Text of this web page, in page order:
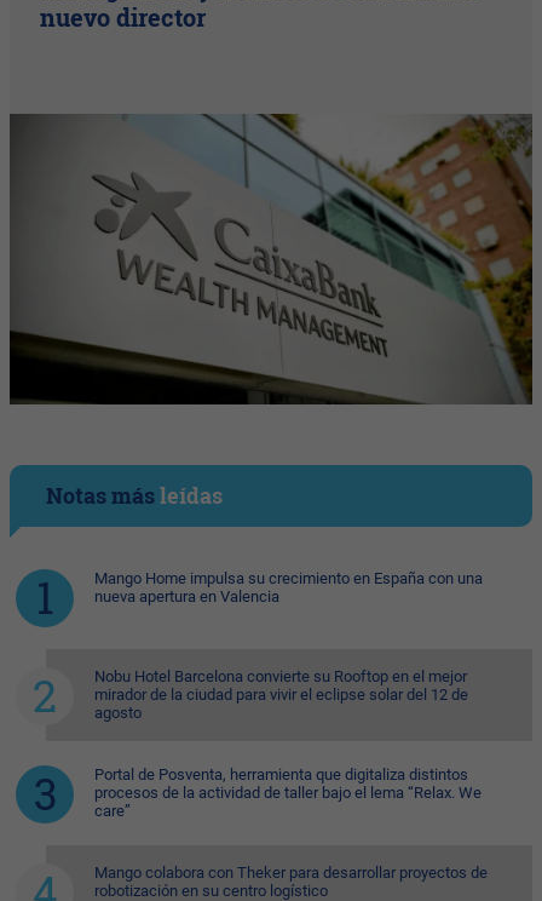
nuevo director
Notas másleídas
Mango Home impulsa su crecimiento en España con una
nueva apertura en Valencia
Nobu Hotel Barcelona convierte su Rooftop en el mejor
mirador de la ciudad para vivir el eclipse solar del 12 de
agosto
Portal de Posventa, herramienta que digitaliza distintos
procesos de la actividad de taller bajo el lema “Relax. We
care”
Mango colabora con Theker para desarrollar proyectos de
robotización en su centro logístico